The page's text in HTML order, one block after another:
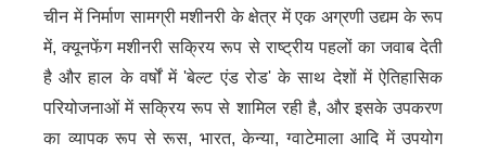
चीन में निर्माण सामग्री मशीनरी के क्षेत्र में एक अग्रणी उद्यम के रूप
में, क्यूनफेंग मशीनरी सक्रिय रूप से राष्ट्रीय पहलों का जवाब देती
है और हाल के वर्षों में 'बेल्ट एंड रोड' के साथ देशों में ऐतिहासिक
परियोजनाओं में सक्रिय रूप से शामिल रही है, और इसके उपकरण
का व्यापक रूप से रूस, भारत, केन्या, ग्वाटेमाला आदि में उपयोग